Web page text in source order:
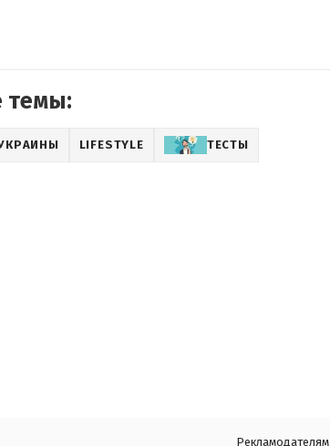
темы:
LIFESTYLE ТЕСТЫ
Рекламодателям